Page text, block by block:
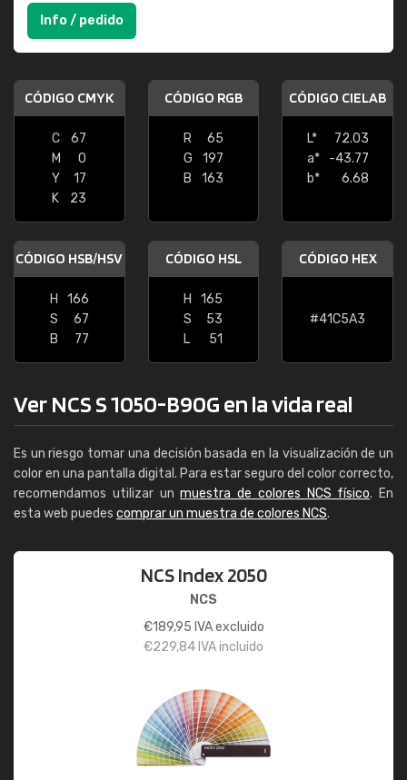
Info / pedido
CÓDIGO CMYK
C
67
M
0
Y
17
K
23
CÓDIGO RGB
R
65
G
197
B
163
CÓDIGO CIELAB
L*
72.03
a*
-43.77
b*
6.68
CÓDIGO HSB/HSV
H
166
S
67
B
77
CÓDIGO HSL
H
165
S
53
L
51
CÓDIGO HEX
#41C5A3
Ver NCS S 1050-B90G en la vida real
Es un riesgo tomar una decisión basada en la visualización de un
color en una pantalla digital. Para estar seguro del color correcto,
recomendamos utilizar unmuestra de colores NCS físico. En
esta web puedes comprar un muestra de colores NCS.
NCS Index 2050
NCS
€189,95 IVA excluido
€229,84 IVA incluido